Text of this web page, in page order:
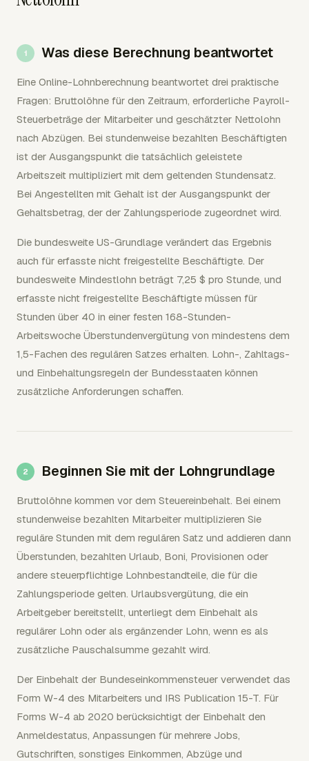
Was diese Berechnung beantwortet
Eine Online-Lohnberechnung beantwortet drei praktische
Fragen: Bruttolöhne für den Zeitraum, erforderliche Payroll-
Steuerbeträge der Mitarbeiter und geschätzter Nettolohn
nach Abzügen. Bei stundenweise bezahlten Beschäftigten
ist der Ausgangspunkt die tatsächlich geleistete
Arbeitszeit multipliziert mit dem geltenden Stundensatz.
Bei Angestellten mit Gehalt ist der Ausgangspunkt der
Gehaltsbetrag, der der Zahlungsperiode zugeordnet wird.
Die bundesweite US-Grundlage verändert das Ergebnis
auch für erfasste nicht freigestellte Beschäftigte. Der
bundesweite Mindestlohn beträgt 7,25 $ pro Stunde, und
erfasste nicht freigestellte Beschäftigte müssen für
Stunden über 40 in einer festen 168-Stunden-
Arbeitswoche Überstundenvergütung von mindestens dem
1,5-Fachen des regulären Satzes erhalten. Lohn-, Zahltags-
und Einbehaltungsregeln der Bundesstaaten können
zusätzliche Anforderungen schaffen.
Beginnen Sie mit der Lohngrundlage
Bruttolöhne kommen vor dem Steuereinbehalt. Bei einem
stundenweise bezahlten Mitarbeiter multiplizieren Sie
reguläre Stunden mit dem regulären Satz und addieren dann
Überstunden, bezahlten Urlaub, Boni, Provisionen oder
andere steuerpflichtige Lohnbestandteile, die für die
Zahlungsperiode gelten. Urlaubsvergütung, die ein
Arbeitgeber bereitstellt, unterliegt dem Einbehalt als
regulärer Lohn oder als ergänzender Lohn, wenn es als
zusätzliche Pauschalsumme gezahlt wird.
Der Einbehalt der Bundeseinkommensteuer verwendet das
Form W-4 des Mitarbeiters und IRS Publication 15-T. Für
Forms W-4 ab 2020 berücksichtigt der Einbehalt den
Anmeldestatus, Anpassungen für mehrere Jobs,
Gutschriften, sonstiges Einkommen, Abzüge und